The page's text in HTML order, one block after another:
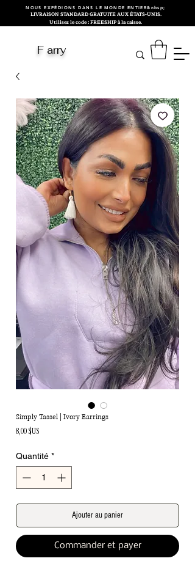
NOUS EXPÉDIONS DANS LE MONDE ENTIER&nbsp;
LIVRAISON STANDARD GRATUITE AUX ÉTATS-UNIS.
Utilisez le code : FREESHIP à la caisse.
F arry
Simply Tassel | Ivory Earrings
8,00 $USPrix
Quantité *
Ajouter au panier
Commander et payer